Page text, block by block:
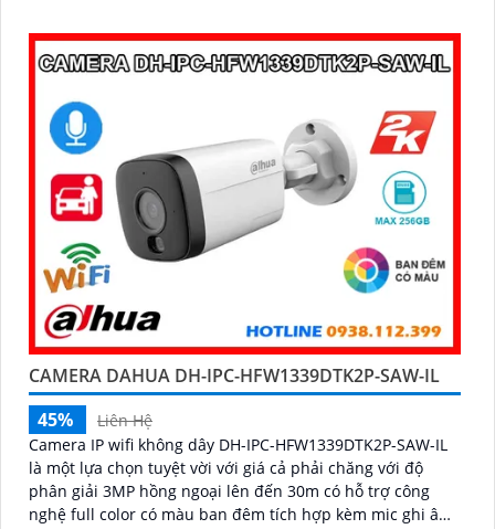
CAMERA DAHUA DH-IPC-HFW1339DTK2P-SAW-IL
45%
Liên Hệ
Camera IP wifi không dây DH-IPC-HFW1339DTK2P-SAW-IL
là một lựa chọn tuyệt vời với giá cả phải chăng với độ
phân giải 3MP hồng ngoại lên đến 30m có hỗ trợ công
nghệ full color có màu ban đêm tích hợp kèm mic ghi âm